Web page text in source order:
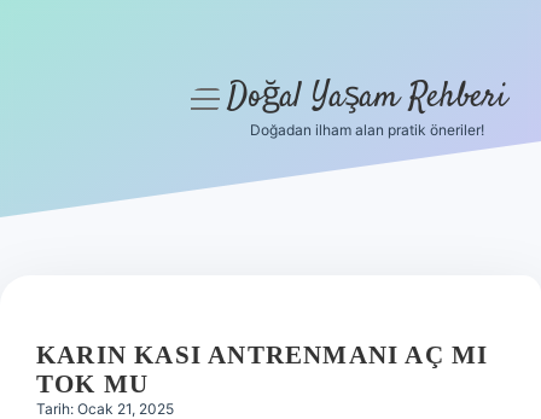
Hakkımızda
menüyüDoğal Yaşam Rehberi
Doğadan ilham alan pratik öneriler!
KARIN KASI ANTRENMANI AÇ MI
TOK MU
Tarih: Ocak 21, 2025